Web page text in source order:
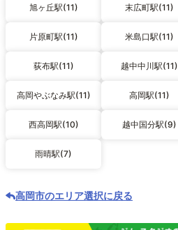
旭ヶ丘駅(11) 末広町駅(11)
片原町駅(11) 米島口駅(11)
荻布駅(11) 越中中川駅(11)
高岡やぶなみ駅(11) 高岡駅(11)
西高岡駅(10) 越中国分駅(9)
雨晴駅(7)
高岡市のエリア選択に戻る